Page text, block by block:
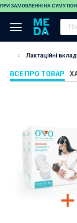
ПРИ ЗАМОВЛЕННІ НА СУМУ
Лактаційні
ВСЕ ПРО ТОВАР